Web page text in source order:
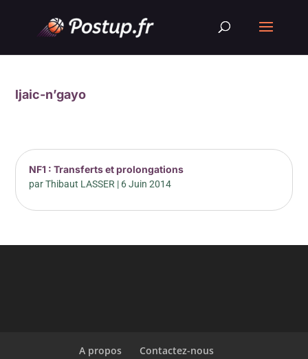
ljaic-n’gayo
NF1 : Transferts et prolongations
parThibaut LASSER | 6 Juin 2014
A propos
Contactez-nous